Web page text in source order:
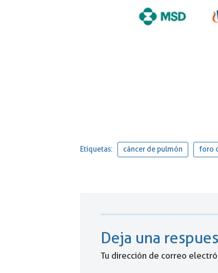
Etiquetas: cáncer de pulmón foro
Deja una
Tu dirección de correo